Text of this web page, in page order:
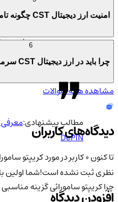
کریپتو سامورائی در بسیاری از
دیجیتال همکاری دارد. یکی از
کیف پول من است. این صرافی با
فروش ارز دیجیتال، به کاربران کمک
مطالب پیشنهادی:معرفی
DePIN
چرا کریپتو سامورائی گزینه
امنیت ارز دیجیتال CST چگونه تامین می‌شود؟
چرا باید در ارز دیجیتال CST سرمایه‌گذاری کنم؟
مشاهده همه سوالات
دیدگاه‌های کاربران
تا کنون 0 کاربر در مورد کریپتو
نظری ثبت نشده است!شما اولین